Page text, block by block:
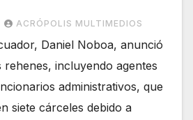
ACRÓPOLIS MULTIMEDIOS
Daniel Noboa, anunció
rehenes, incluyendo agentes
administrativos, que
siete cárceles debido a